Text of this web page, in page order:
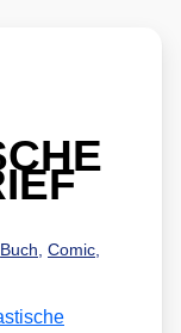
Buch, Comic,